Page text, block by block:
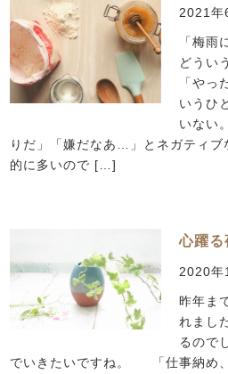
2021年
「梅雨
どうい
「やっ
いうひ
いない
りだ」「嫌だなあ…」とネガティブ
的に多いので […]
心躍る
2020年
昨年ま
れまし
るので
でいきたいですね。 「仕事納め